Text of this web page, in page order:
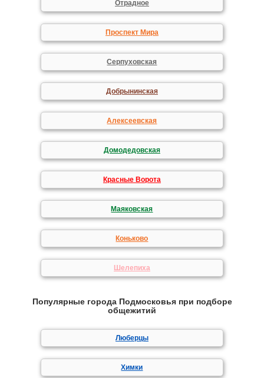
Отрадное
Проспект Мира
Серпуховская
Добрынинская
Алексеевская
Домодедовская
Красные Ворота
Маяковская
Коньково
Шелепиха
Популярные города Подмосковья при подборе
общежитий
Люберцы
Химки